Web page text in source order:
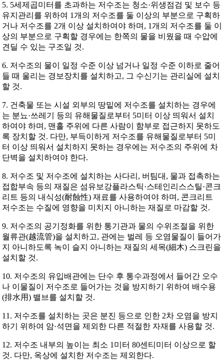
5. 5세제곱미터를 초과하는 저수조는 청소·위생점검 및 보수 등
유지관리를 위하여 1개의 저수조를 둘 이상의 부분으로 구획하
거나 저수조를 2개 이상 설치하여야 하며, 1개의 저수조를 둘 이
상의 부분으로 구획할 경우에는 한쪽의 물을 비웠을 때 수압에
견딜 수 있는 구조일 것.
6. 저수조의 물이 일정 수준 이상 넘거나 일정 수준 이하로 줄어
들 때 울리는 경보장치를 설치하고, 그 수신기는 관리실에 설치
할 것.
7. 건축물 또는 시설 외부의 땅밑에 저수조를 설치하는 경우에
는 분뇨·쓰레기 등의 유해물질로부터 5미터 이상 띄워서 설치
하여야 하며, 맨홀 주위에 다른 사람이 함부로 접근하지 못하도
록 장치할 것. 다만, 부득이하게 저수조를 유해물질로부터 5미
터 이상 띄워서 설치하지 못하는 경우에는 저수조의 주위에 차
단벽을 설치하여야 한다.
8. 저수조 및 저수조에 설치하는 사다리, 버팀대, 물과 접촉하는
접합부속 등의 재질은 섬유보강플라스틱·스테인리스스틸·콘크
리트 등의 내식성(耐蝕性) 재료를 사용하여야 하며, 콘크리트
저수조는 수질에 영향을 미치지 아니하는 재질로 마감할 것.
9. 저수조의 공기정화를 위한 통기관과 물의 수위조절을 위한
월류관(越流管)을 설치하고, 관에는 벌레 등 오염물질이 들어가
지 아니하도록 녹이 슬지 아니하는 재질의 세목(細木) 스크린을
설치할 것.
10. 저수조의 유입배관에는 단수 후 통수과정에서 들어간 오수
나 이물질이 저수조로 들어가는 것을 방지하기 위하여 배수용
(排水用) 밸브를 설치할 것.
11. 저수조를 설치하는 곳은 분진 등으로 인한 2차 오염을 방지
하기 위하여 암·석면을 제외한 다른 적절한 자재를 사용할 것.
12. 저수조 내부의 높이는 최소 1미터 80센티미터 이상으로 할
것. 다만, 옥상에 설치한 저수조는 제외한다.